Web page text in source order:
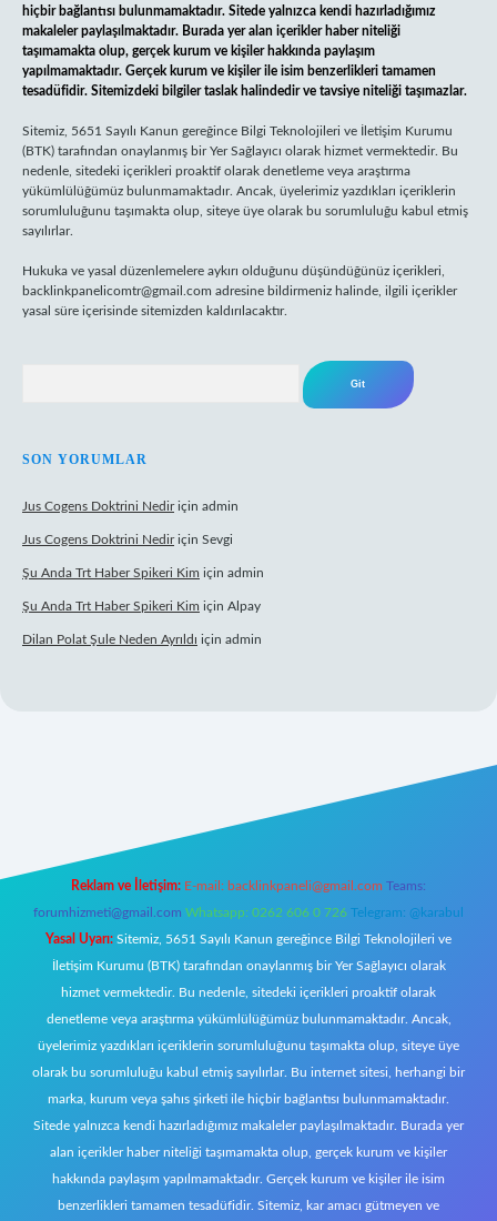
hiçbir bağlantısı bulunmamaktadır. Sitede yalnızca kendi hazırladığımız
makaleler paylaşılmaktadır. Burada yer alan içerikler haber niteliği
taşımamakta olup, gerçek kurum ve kişiler hakkında paylaşım
yapılmamaktadır. Gerçek kurum ve kişiler ile isim benzerlikleri tamamen
tesadüfidir. Sitemizdeki bilgiler taslak halindedir ve tavsiye niteliği taşımazlar.
Sitemiz, 5651 Sayılı Kanun gereğince Bilgi Teknolojileri ve İletişim Kurumu
(BTK) tarafından onaylanmış bir Yer Sağlayıcı olarak hizmet vermektedir. Bu
nedenle, sitedeki içerikleri proaktif olarak denetleme veya araştırma
yükümlülüğümüz bulunmamaktadır. Ancak, üyelerimiz yazdıkları içeriklerin
sorumluluğunu taşımakta olup, siteye üye olarak bu sorumluluğu kabul etmiş
sayılırlar.
Hukuka ve yasal düzenlemelere aykırı olduğunu düşündüğünüz içerikleri,
backlinkpanelicomtr@gmail.com adresine bildirmeniz halinde, ilgili içerikler
yasal süre içerisinde sitemizden kaldırılacaktır.
SON YORUMLAR
Jus Cogens Doktrini Nediriçin admin
Jus Cogens Doktrini Nediriçin Sevgi
Şu Anda Trt Haber Spikeri Kim için admin
Şu Anda Trt Haber Spikeri Kim için Alpay
Dilan Polat Şule Neden Ayrıldı için admin
Reklam ve İletişim: E-mail: backlinkpaneli@gmail.com Teams:
forumhizmeti@gmail.com Whatsapp: 0262 606 0 726 Telegram: @karabul
Yasal Uyarı: Sitemiz, 5651 Sayılı Kanun gereğince Bilgi Teknolojileri ve
İletişim Kurumu (BTK) tarafından onaylanmış bir Yer Sağlayıcı olarak
hizmet vermektedir. Bu nedenle, sitedeki içerikleri proaktif olarak
denetleme veya araştırma yükümlülüğümüz bulunmamaktadır. Ancak,
üyelerimiz yazdıkları içeriklerin sorumluluğunu taşımakta olup, siteye üye
olarak bu sorumluluğu kabul etmiş sayılırlar. Bu internet sitesi, herhangi bir
marka, kurum veya şahıs şirketi ile hiçbir bağlantısı bulunmamaktadır.
Sitede yalnızca kendi hazırladığımız makaleler paylaşılmaktadır. Burada yer
alan içerikler haber niteliği taşımamakta olup, gerçek kurum ve kişiler
hakkında paylaşım yapılmamaktadır. Gerçek kurum ve kişiler ile isim
benzerlikleri tamamen tesadüfidir. Sitemiz, kar amacı gütmeyen ve